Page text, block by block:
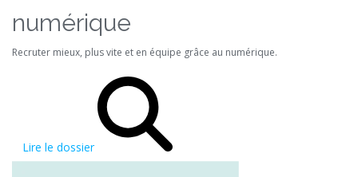
numérique
Recruter mieux, plus vite et en équipe grâce au numérique.
Lire le dossier